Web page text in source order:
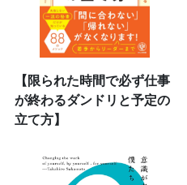
【限られた時間で必ず仕事
が終わるダンドリと予定の
立て方】